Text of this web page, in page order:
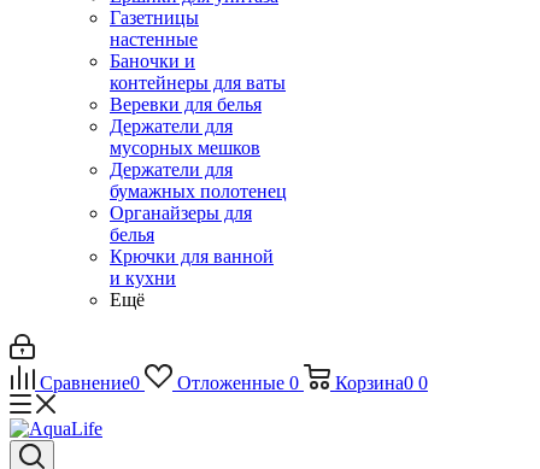
Газетницы
настенные
Баночки и
контейнеры для ваты
Веревки для белья
Держатели для
мусорных мешков
Держатели для
бумажных полотенец
Органайзеры для
белья
Крючки для ванной
и кухни
Ещё
Сравнение0 Отложенные 0 Корзина0 0